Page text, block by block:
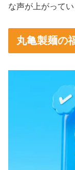
な声が上がって
丸亀製麺の